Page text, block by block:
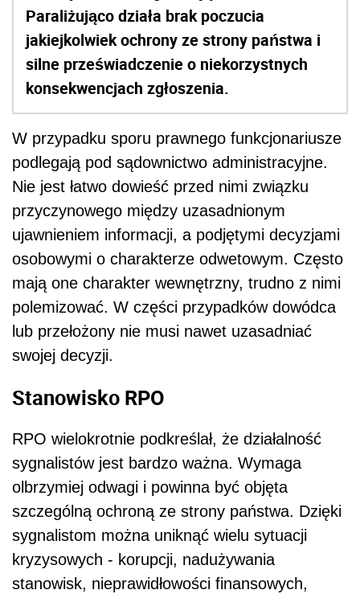
Paraliżująco działa brak poczucia
jakiejkolwiek ochrony ze strony państwa i
silne przeświadczenie o niekorzystnych
konsekwencjach zgłoszenia.
W przypadku sporu prawnego funkcjonariusze
podlegają pod sądownictwo administracyjne.
Nie jest łatwo dowieść przed nimi związku
przyczynowego między uzasadnionym
ujawnieniem informacji, a podjętymi decyzjami
osobowymi o charakterze odwetowym. Często
mają one charakter wewnętrzny, trudno z nimi
polemizować. W części przypadków dowódca
lub przełożony nie musi nawet uzasadniać
swojej decyzji.
Stanowisko RPO
RPO wielokrotnie podkreślał, że działalność
sygnalistów jest bardzo ważna. Wymaga
olbrzymiej odwagi i powinna być objęta
szczególną ochroną ze strony państwa. Dzięki
sygnalistom można uniknąć wielu sytuacji
kryzysowych - korupcji, nadużywania
stanowisk, nieprawidłowości finansowych,